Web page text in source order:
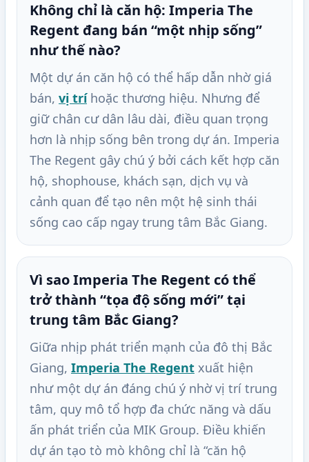
Không chỉ là căn hộ: Imperia The
Regent đang bán “một nhịp sống”
như thế nào?
Một dự án căn hộ có thể hấp dẫn nhờ giá
bán, vị tríhoặc thương hiệu. Nhưng để
giữ chân cư dân lâu dài, điều quan trọng
hơn là nhịp sống bên trong dự án. Imperia
The Regent gây chú ý bởi cách kết hợp căn
hộ, shophouse, khách sạn, dịch vụ và
cảnh quan để tạo nên một hệ sinh thái
sống cao cấp ngay trung tâm Bắc Giang.
Vì sao Imperia The Regent có thể
trở thành “tọa độ sống mới” tại
trung tâm Bắc Giang?
Giữa nhịp phát triển mạnh của đô thị Bắc
Giang, Imperia The Regent xuất hiện
như một dự án đáng chú ý nhờ vị trí trung
tâm, quy mô tổ hợp đa chức năng và dấu
ấn phát triển của MIK Group. Điều khiến
dự án tạo tò mò không chỉ là “căn hộ